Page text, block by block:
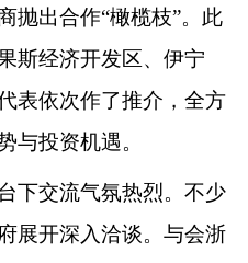
抛出合作“橄榄枝”。此
斯经济开发区、伊宁
表依次作了推介，全方
与投资机遇。
交流气氛热烈。不少
展开深入洽谈。与会浙